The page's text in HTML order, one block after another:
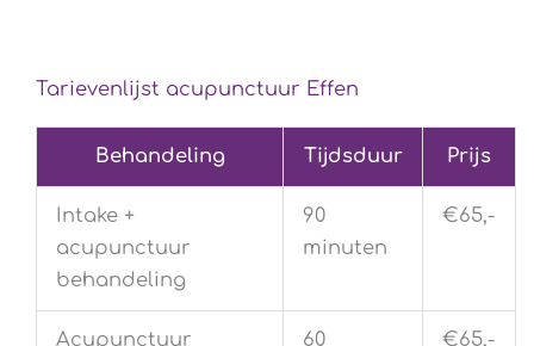
Tarievenlijst acupunctuur Effen
Behandeling Tijdsduur Prijs
Intake +
acupunctuur
behandeling
90
minuten
€65,-
Acupunctuur
60
€65,-